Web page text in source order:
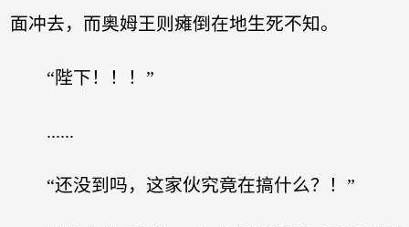
面冲去，而奥姆王则瘫倒在地生死不知。
“陛下！！！”
......
“还没到吗，这家伙究竟在搞什么？！”